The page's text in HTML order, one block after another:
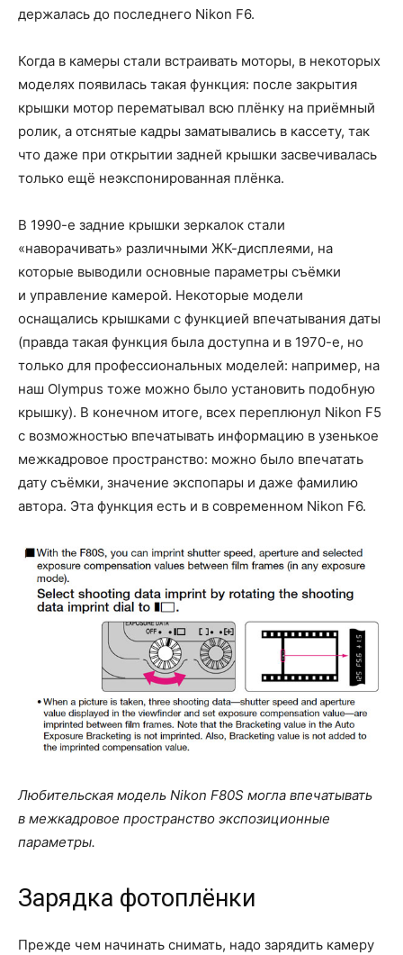
держалась до последнего Nikon F6.
Когда в камеры стали встраивать моторы, в некоторых
моделях появилась такая функция: после закрытия
крышки мотор перематывал всю плёнку на приёмный
ролик, а отснятые кадры заматывались в кассету, так
что даже при открытии задней крышки засвечивалась
только ещё неэкспонированная плёнка.
В 1990-е задние крышки зеркалок стали
«наворачивать» различными ЖК-дисплеями, на
которые выводили основные параметры съёмки
и управление камерой. Некоторые модели
оснащались крышками с функцией впечатывания даты
(правда такая функция была доступна и в 1970-е, но
только для профессиональных моделей: например, на
наш Olympus тоже можно было установить подобную
крышку). В конечном итоге, всех переплюнул Nikon F5
с возможностью впечатывать информацию в узенькое
межкадровое пространство: можно было впечатать
дату съёмки, значение экспопары и даже фамилию
автора. Эта функция есть и в современном Nikon F6.
Любительская модель Nikon F80S могла впечатывать
в межкадровое пространство экспозиционные
параметры.
Зарядка фотоплёнки
Прежде чем начинать снимать, надо зарядить камеру